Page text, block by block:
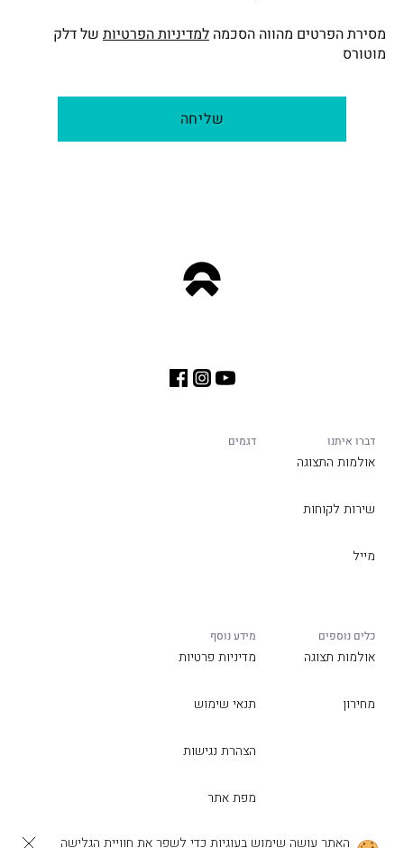
מסירת הפרטים מהווה הסכמה למדיניות הפרטיות של דלק
מוטורס
שליחה
דברו איתנו
אולמות התצוגה
שירות לקוחות
מייל
דגמים
כלים נוספים
אולמות תצוגה
מחירון
מידע נוסף
מדיניות פרטיות
תנאי שימוש
הצהרת נגישות
מפת אתר
האתר עושה שימוש בעוגיות כדי לשפר את חוויית הגלישה